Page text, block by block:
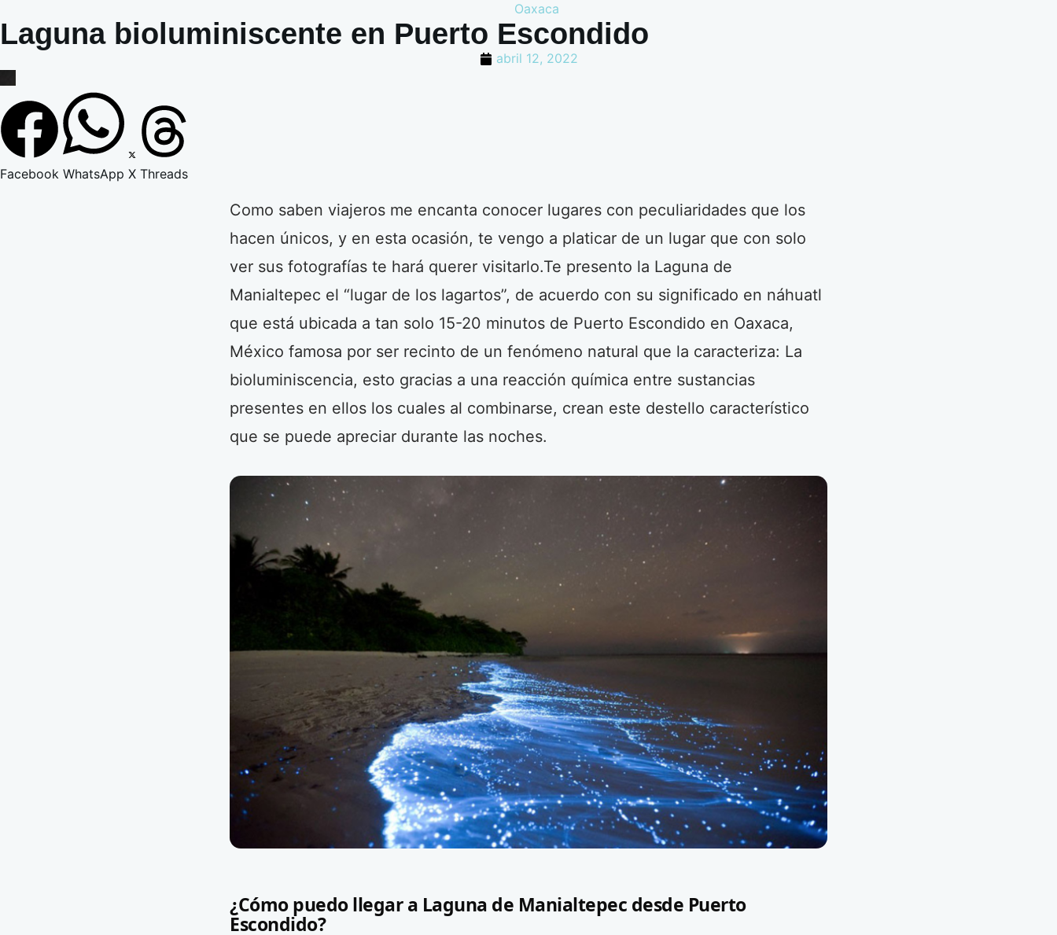
Oaxaca
Laguna bioluminiscente en Puerto Escondido
abril 12, 2022
Facebook WhatsApp X Threads
Como saben viajeros me encanta conocer lugares con peculiaridades que los
hacen únicos, y en esta ocasión, te vengo a platicar de un lugar que con solo
ver sus fotografías te hará querer visitarlo.Te presento la Laguna de
Manialtepec el “lugar de los lagartos”, de acuerdo con su significado en náhuatl
que está ubicada a tan solo 15-20 minutos de Puerto Escondido en Oaxaca,
México famosa por ser recinto de un fenómeno natural que la caracteriza: La
bioluminiscencia, esto gracias a una reacción química entre sustancias
presentes en ellos los cuales al combinarse, crean este destello característico
que se puede apreciar durante las noches.
¿Cómo puedo llegar a Laguna de Manialtepec desde Puerto
Escondido?